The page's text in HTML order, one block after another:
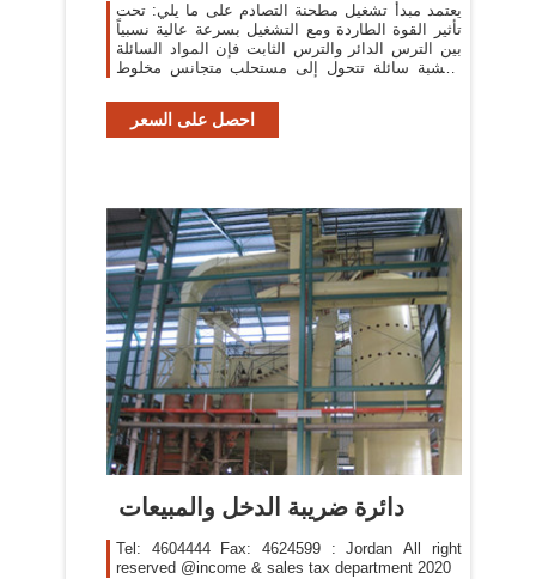
يعتمد مبدأ تشغيل مطحنة التصادم على ما يلي: تحت
تأثير القوة الطاردة ومع التشغيل بسرعة عالية نسبياً
بين الترس الدائر والترس الثابت فإن المواد السائلة
والشبة سائلة تتحول إلى مستحلب متجانس مخلوط
احصل على السعر
دائرة ضريبة الدخل والمبيعات
Tel: 4604444 Fax: 4624599 : Jordan All right
reserved @income & sales tax department 2020